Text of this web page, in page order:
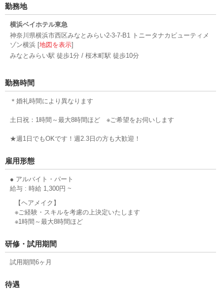
勤務地
横浜ベイホテル東急
神奈川県横浜市西区みなとみらい2-3-7-B1 トニータナカビューティメ
ゾン横浜 [地図を表示]
みなとみらい駅 徒歩1分 / 桜木町駅 徒歩10分
勤務時間
＊婚礼時間により異なります
土日祝：1時間～最大8時間ほど ※ご希望をお伺いします
★週1日でもOKです！週2.3日の方も大歓迎！
雇用形態
● アルバイト・パート
給与 : 時給 1,300円 ~
【ヘアメイク】
※ご経験・スキルを考慮の上決定いたします
※1時間～最大8時間ほど
研修・試用期間
試用期間6ヶ月
待遇